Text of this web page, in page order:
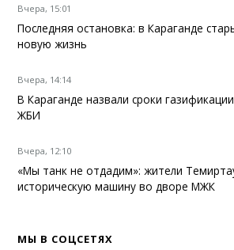
Вчера, 15:01
Последняя остановка: в Караганде
новую жизнь
Вчера, 14:14
В Караганде назвали сроки
ЖБИ
Вчера, 12:10
«Мы танк не отдадим»: жители
историческую машину во дворе МЖК
МЫ В СОЦСЕТЯХ